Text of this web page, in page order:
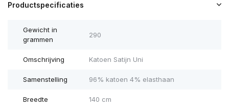
Productspecificaties
Gewicht in
grammen
290
Omschrijving Katoen Satijn Uni
Samenstelling 96% katoen 4% elasthaan
Breedte 140 cm